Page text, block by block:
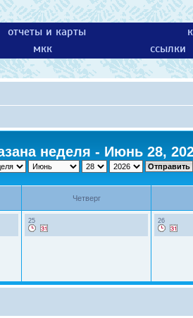
отчеты и карты
мкк ссылки
неделя - Июнь 28,
Четверг
25 26